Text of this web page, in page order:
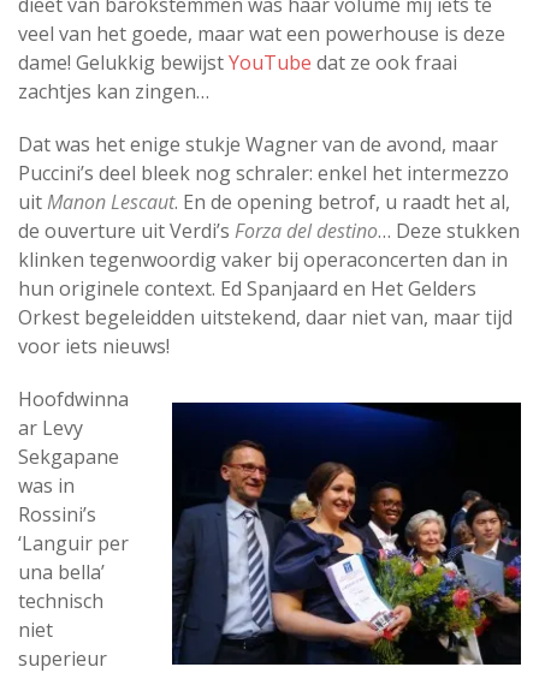
veel van het goede, maar wat een powerhouse is deze
dame! Gelukkig bewijstYouTube dat ze ook fraai
zachtjes kan zingen…
Dat was het enige stukje Wagner van de avond, maar
Puccini’s deel bleek nog schraler: enkel het intermezzo
uitManon Lescaut. En de opening betrof, u raadt het al,
de ouverture uit Verdi’s Forza del destino… Deze stukken
klinken tegenwoordig vaker bij operaconcerten dan in
hun originele context. Ed Spanjaard en Het Gelders
Orkest begeleidden uitstekend, daar niet van, maar tijd
voor iets nieuws!
Hoofdwinna
ar Levy
Sekgapane
was in
Rossini’s
‘Languir per
una bella’
technisch
niet
superieur